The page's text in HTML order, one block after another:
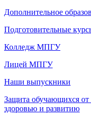
Дополнительное
Подготовительные
Колледж МПГУ
Лицей МПГУ
Наши выпускники
Защита обучающихся
здоровью и развитию